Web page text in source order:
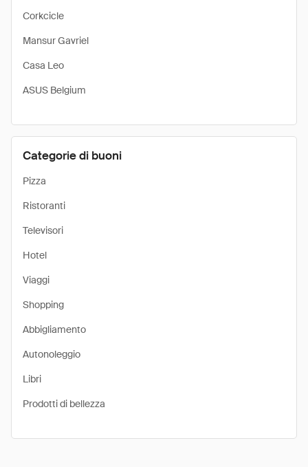
Corkcicle
Mansur Gavriel
Casa Leo
ASUS Belgium
Categorie di buoni
Pizza
Ristoranti
Televisori
Hotel
Viaggi
Shopping
Abbigliamento
Autonoleggio
Libri
Prodotti di bellezza